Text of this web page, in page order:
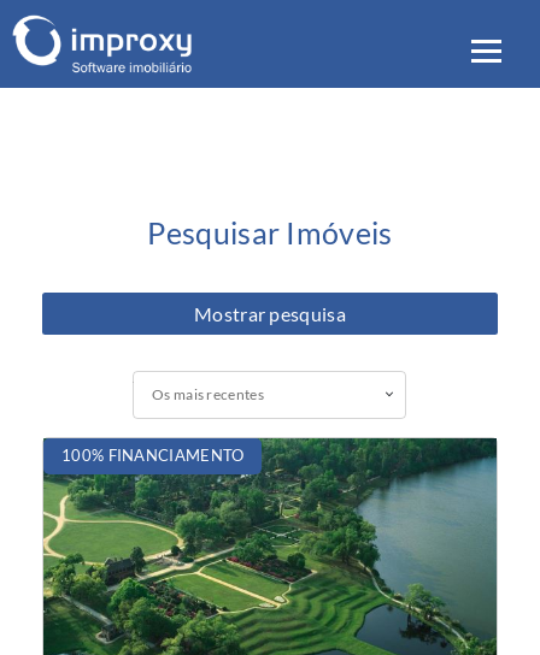
Pesquisar Imóveis
Mostrar pesquisa
Os mais recentes
100% FINANCIAMENTO